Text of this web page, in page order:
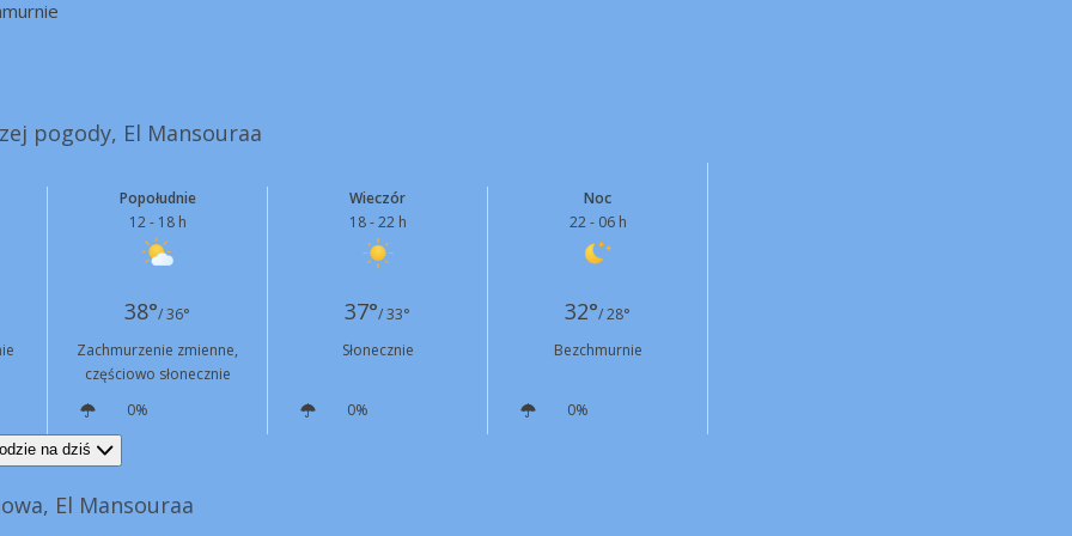
pogody, El Mansouraa
Popołudnie
12 - 18 h
Wieczór
18 - 22 h
Noc
22 - 06 h
38°/ 36° 37°/ 33° 32°/ 28°
Zachmurzenie zmienne,
częściowo słonecznie
Słonecznie Bezchmurnie
0% 0%
0%
na dziś
El Mansouraa